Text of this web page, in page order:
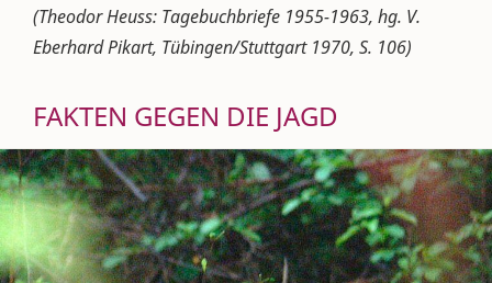
(Theodor Heuss: Tagebuchbriefe 1955-1963, hg. V.
Eberhard Pikart, Tübingen/Stuttgart 1970, S. 106)
FAKTEN GEGEN DIE JAGD